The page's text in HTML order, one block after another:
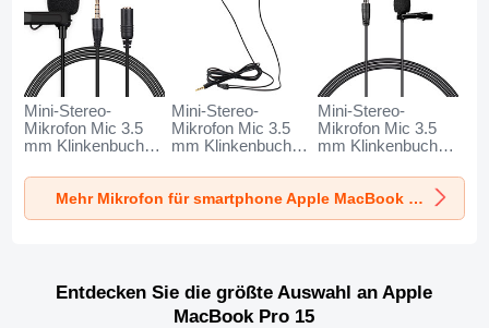
Mini-Stereo-
Mikrofon Mic 3.5
mm Klinkenbuchse
MacBook Pro 15
Schwarz
Mini-Stereo-
Mikrofon Mic 3.5
mm Klinkenbuchse
MacBook Pro 15
Schwarz
Mini-Stereo-
Mikrofon Mic 3.5
mm Klinkenbuchse
MacBook Pro 15
Schwarz
Mehr Mikrofon für smartphone Apple MacBook Pro 15
Entdecken Sie die größte Auswahl an Apple
MacBook Pro 15